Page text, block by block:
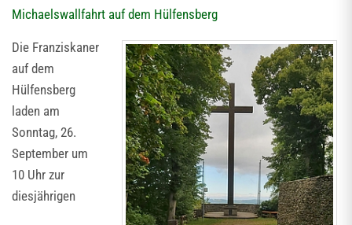
Michaelswallfahrt auf dem Hülfensberg
Die Franziskaner
auf dem
Hülfensberg
laden am
Sonntag, 26.
September um
10 Uhr zur
diesjährigen